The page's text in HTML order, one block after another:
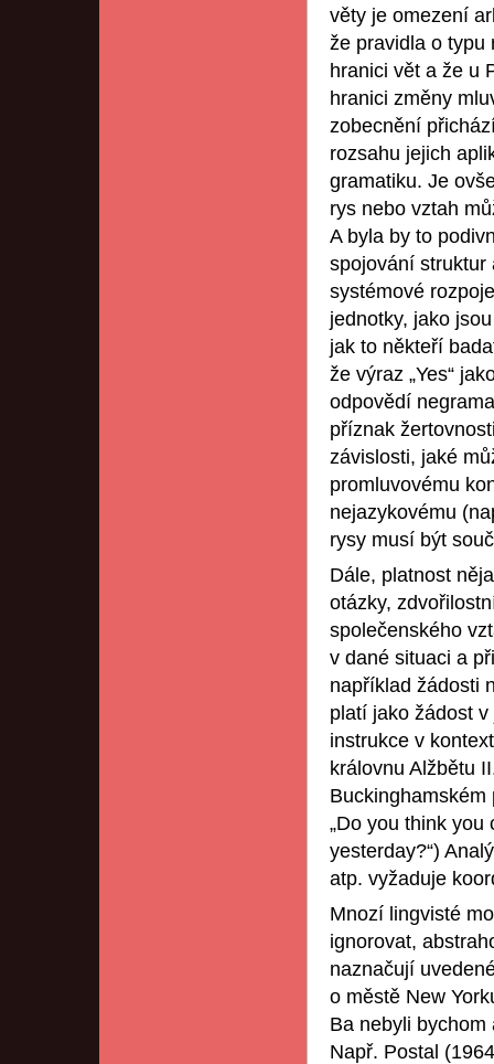
věty je omezení
že pravidla o typu
hranici vět a že u
hranici změny
zobecnění
rozsahu jejich
gramatiku. Je
rys nebo vztah
A byla by to
spojování struktur
systémové
jednotky, jako
jak to někteří
že výraz „Yes“
odpovědí
příznak
závislosti, jaké
promluvovému
nejazykovému
rysy musí být
Dále, platnost
otázky,
společenského
v dané situaci a
například žádosti
platí jako žádost
instrukce v
královnu Alžbětu
„Do you think
yesterday?“)
atp. vyžaduje
Mnozí lingvisté
ignorovat,
naznačují
o městě New
Ba nebyli
Např. Postal